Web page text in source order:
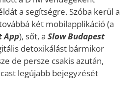
a segítségre. Szóba kerül a
két mobilapplikáció (a
App), sőt, a Slow Budapest
detoxikálást bármikor
de persze csakis azután,
legújabb bejegyzését